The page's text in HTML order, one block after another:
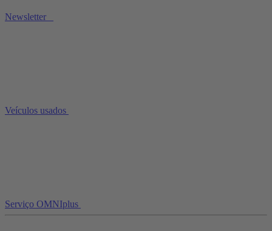
Newsletter
Veículos usados
Serviço OMNIplus